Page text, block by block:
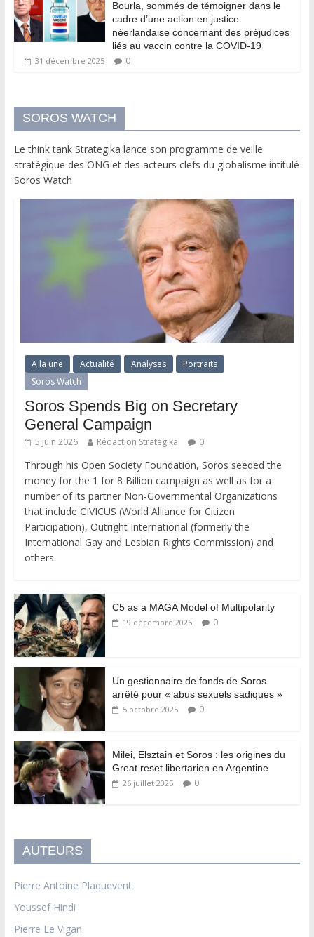
Bourla, sommés de témoigner dans le
cadre d’une action en justice
néerlandaise concernant des préjudices
liés au vaccin contre la COVID-19
31 décembre 2025 0
SOROS WATCH
Le think tank Strategika lance son programme de veille
stratégique des ONG et des acteurs clefs du globalisme intitulé
Soros Watch
A la une Actualité Analyses
Portraits
Soros Watch
Soros Spends Big on Secretary
General Campaign
5 juin 2026 Rédaction Strategika 0
Through his Open Society Foundation, Soros seeded the
money for the 1 for 8 Billion campaign as well as for a
number of its partner Non-Governmental Organizations
that include CIVICUS (World Alliance for Citizen
Participation), Outright International (formerly the
International Gay and Lesbian Rights Commission) and
others.
C5 as a MAGA Model of Multipolarity
19 décembre 2025 0
Un gestionnaire de fonds de Soros
arrêté pour « abus sexuels sadiques »
5 octobre 2025 0
Milei, Elsztain et Soros : les origines du
Great reset libertarien en Argentine
26 juillet 2025 0
AUTEURS
Pierre Antoine Plaquevent
Youssef Hindi
Pierre Le Vigan